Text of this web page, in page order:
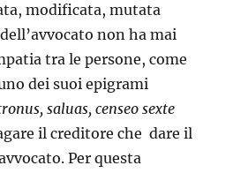
modificata, mutata
non ha mai
tra le persone, come
dei suoi epigrami
saluas, censeo sexte
il creditore che dare il
Per questa